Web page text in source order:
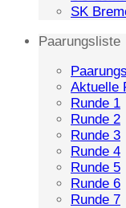
SK
Paarungsliste
Aktuelle
Runde 1
Runde 2
Runde 3
Runde 4
Runde 5
Runde 6
Runde 7